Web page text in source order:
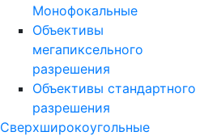
Монофокальные
Объективы
мегапиксельного
разрешения
Объективы стандартного
разрешения
Сверхширокоугольные